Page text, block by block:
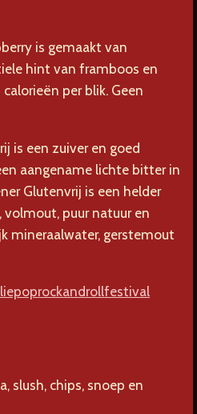
is gemaakt van
hint van framboos en
per blik. Geen
is een zuiver en goed
aangename lichte bitter in
Glutenvrij is een helder
puur natuur en
mineraalwater, gerstemout
slush, chips, snoep en